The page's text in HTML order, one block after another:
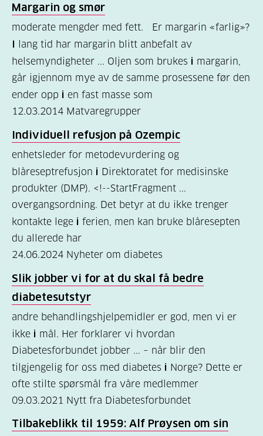
Hva
er
diabetes?
(7)
Bli
(1)
Margarin og smør
moderate mengder med fett. Er margarin «farlig»?
lang tid har margarin blitt anbefalt av
helsemyndigheter ... Oljen som brukes i margarin,
går igjennom mye av de samme prosessene før den
ender opp i en fast masse som
12.03.2014 Matvaregrupper
Individuell refusjon på Ozempic
enhetsleder for metodevurdering og
blåreseptrefusjon i Direktoratet for medisinske
produkter (DMP). <!--StartFragment ...
overgangsordning. Det betyr at du ikke trenger
kontakte lege i ferien, men kan bruke blåresepten
du allerede har
24.06.2024 Nyheter om diabetes
Slik jobber vi for at du skal få bedre
diabetesutstyr
andre behandlingshjelpemidler er god, men vi er
ikke i mål. Her forklarer vi hvordan
Diabetesforbundet jobber ... – når blir den
tilgjengelig for oss med diabetes i Norge? Dette er
ofte stilte spørsmål fra våre medlemmer
09.03.2021 Nytt fra Diabetesforbundet
Tilbakeblikk til 1959: Alf Prøysen om sin